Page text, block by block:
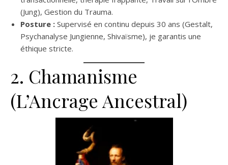
(Jung), Gestion du Trauma.
Posture : Supervisé en continu depuis 30 ans (Gestalt,
Psychanalyse Jungienne, Shivaïsme), je garantis une
éthique stricte.
2. Chamanisme
(L’Ancrage Ancestral)